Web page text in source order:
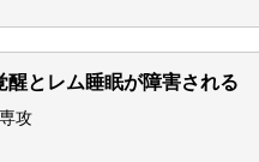
醒とレム睡眠が障害される
専攻